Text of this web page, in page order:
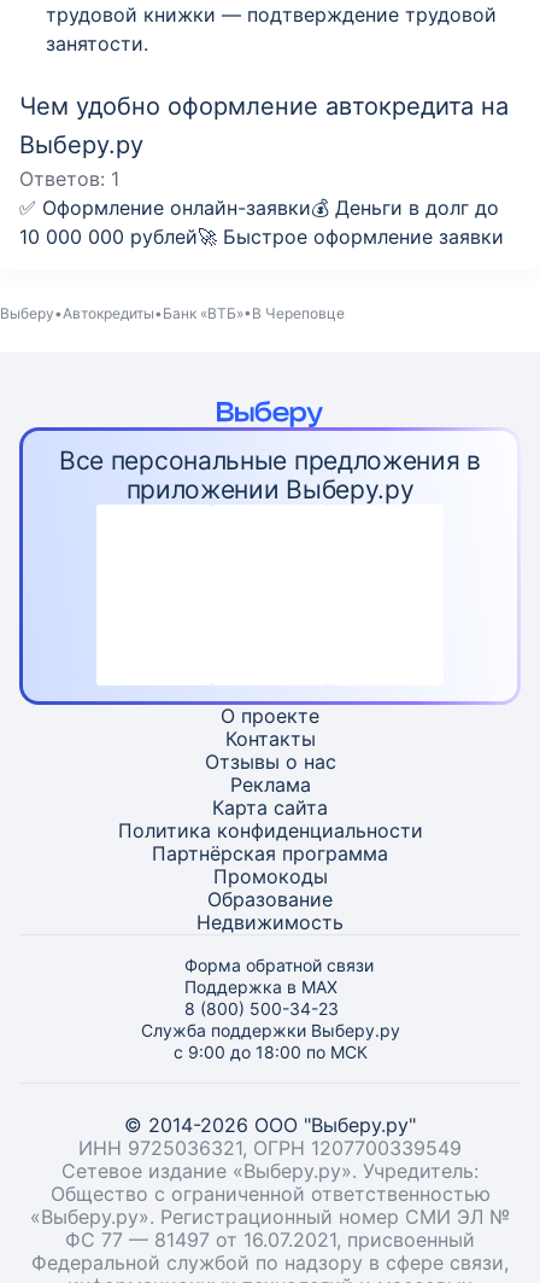
трудовой книжки — подтверждение трудовой
занятости.
Чем удобно оформление автокредита на
Выберу.ру
Ответов: 1
✅ Оформление онлайн-заявки💰 Деньги в долг до
10 000 000 рублей🚀 Быстрое оформление заявки
Выберу Автокредиты Банк «ВТБ» В Череповце
Все персональные предложения в
приложении Выберу.ру
О проекте
Контакты
Отзывы о нас
Реклама
Карта сайта
Политика конфиденциальности
Партнёрская программа
Промокоды
Образование
Недвижимость
Форма обратной связи
Поддержка в MAX
8 (800) 500-34-23
Служба поддержки Выберу.ру
с 9:00 до 18:00 по МСК
© 2014-2026 ООО "Выберу.ру"
ИНН 9725036321, ОГРН 1207700339549
Сетевое издание «Выберу.ру». Учредитель:
Общество с ограниченной ответственностью
«Выберу.ру». Регистрационный номер СМИ ЭЛ №
ФС 77 — 81497 от 16.07.2021, присвоенный
Федеральной службой по надзору в сфере связи,